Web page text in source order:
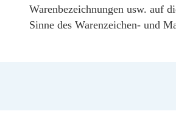
Warenbezeichnungen usw. auf
Sinne des Warenzeichen- und